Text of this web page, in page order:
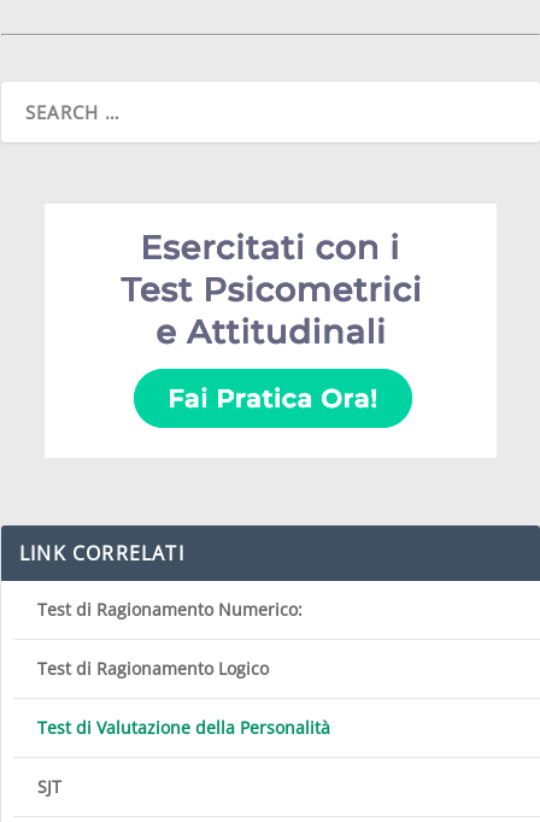
LINK CORRELATI
Test di Ragionamento Numerico:
Test di Ragionamento Logico
Test di Valutazione della Personalità
SJT